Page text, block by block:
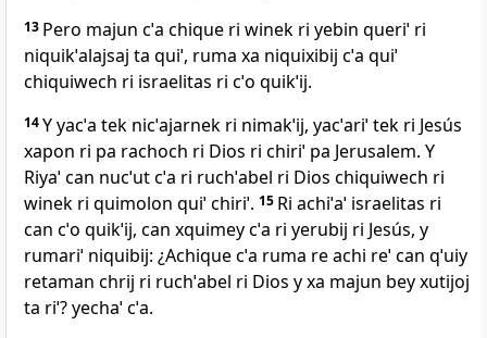
13 Pero majun cˈa chique ri winek ri yebin queriˈ ri
niquikˈalajsaj ta quiˈ, ruma xa niquixibij cˈa quiˈ
chiquiwech ri israelitas ri cˈo quikˈij.
14Y yacˈa tek nicˈajarnek ri nimakˈij, yacˈariˈ tek ri Jesús
xapon ri pa rachoch ri Dios ri chiriˈ pa Jerusalem. Y
Riyaˈ can nucˈut cˈa ri ruchˈabel ri Dios chiquiwech ri
winek ri quimolon quiˈ chiriˈ. 15 Ri achiˈaˈ israelitas ri
can cˈo quikˈij, can xquimey cˈa ri yerubij ri Jesús, y
rumariˈ niquibij: ¿Achique cˈa ruma re achi reˈ can qˈuiy
retaman chrij ri ruchˈabel ri Dios y xa majun bey xutijoj
ta riˈ? yechaˈ cˈa.